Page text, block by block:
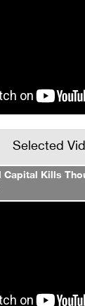
Selected
Capital Kills